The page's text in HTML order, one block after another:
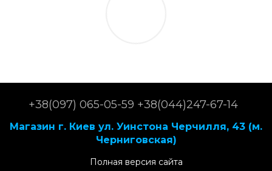
+38(097) 065-05-59 +38(044)247-67-14
Магазин г. Киев ул. Уинстона Черчилля, 43 (м.
Черниговская)
Полная версия сайта